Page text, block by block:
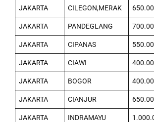
JAKARTA CILEGON,MERAK
JAKARTA PANDEGLANG
JAKARTA CIPANAS
JAKARTA CIAWI
JAKARTA BOGOR
JAKARTA CIANJUR
JAKARTA INDRAMAYU